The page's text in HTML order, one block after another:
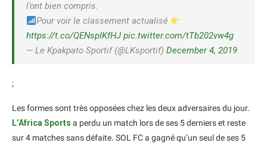
l’ont bien compris.
Pour voir le classement actualisé
https://t.co/QENspIKfHJ pic.twitter.com/tTb202vw4g
— Le Kpakpato Sportif (@LKsportif) December 4, 2019
;
Les formes sont très opposées chez les deux adversaires du jour.
L’Africa Sports a perdu un match lors de ses 5 derniers et reste
sur 4 matches sans défaite. SOL FC a gagné qu’un seul de ses 5